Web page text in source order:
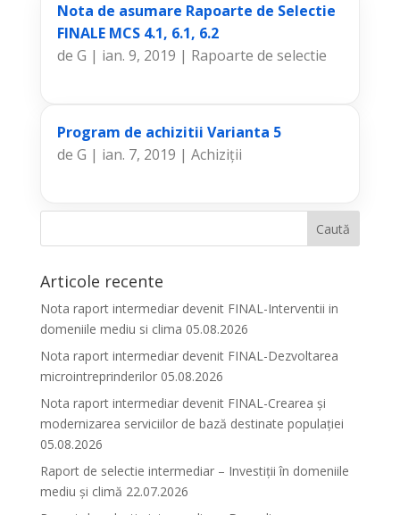
Nota de asumare Rapoarte de Selectie
FINALE MCS 4.1, 6.1, 6.2
de G | ian. 9, 2019 | Rapoarte de selectie
Program de achizitii Varianta 5
de G | ian. 7, 2019 | Achiziții
Articole recente
Nota raport intermediar devenit FINAL-Interventii in
domeniile mediu si clima 05.08.2026
Nota raport intermediar devenit FINAL-Dezvoltarea
microintreprinderilor 05.08.2026
Nota raport intermediar devenit FINAL-Crearea și
modernizarea serviciilor de bază destinate populației
05.08.2026
Raport de selectie intermediar – Investiții în domeniile
mediu și climă 22.07.2026